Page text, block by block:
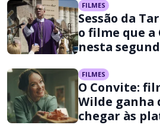
FILMES
Sessão da
o filme que a
nesta
FILMES
O Convite:
Wilde ganha
chegar às